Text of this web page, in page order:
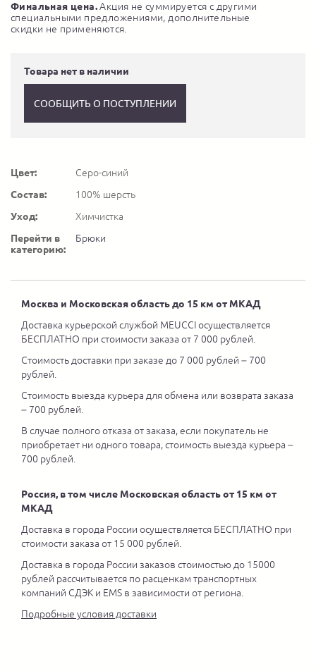
Финальная цена.Акция не суммируется с другими
специальными предложениями, дополнительные
скидки не применяются.
Товара нет в наличии
СООБЩИТЬ О ПОСТУПЛЕНИИ
Цвет:
Серо-синий
Состав:
100% шерсть
Уход:
Химчистка
Перейти в
категорию:
Брюки
Москва и Московская область до 15 км от МКАД
Доставка курьерской службой MEUCCI осуществляется
БЕСПЛАТНО при стоимости заказа от 7 000 рублей.
Стоимость доставки при заказе до 7 000 рублей – 700
рублей.
Стоимость выезда курьера для обмена или возврата заказа
– 700 рублей.
В случае полного отказа от заказа, если покупатель не
приобретает ни одного товара, стоимость выезда курьера –
700 рублей.
Россия, в том числе Московская область от 15 км от
МКАД
Доставка в города России осуществляется БЕСПЛАТНО при
стоимости заказа от 15 000 рублей.
Доставка в города России заказов стоимостью до 15000
рублей рассчитывается по расценкам транспортных
компаний СДЭК и EMS в зависимости от региона.
Подробные условия доставки